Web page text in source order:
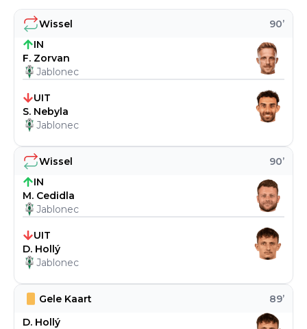
Gele Kaart 89’
D. Hollý
Wissel 90’
IN
M. Cedidla
Jablonec
UIT
D. Hollý
Jablonec
Wissel 90’
IN
F. Zorvan
Jablonec
UIT
S. Nebyla
Jablonec